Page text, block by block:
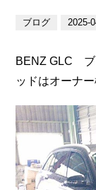
ブログ 2025-
BENZ GLC ブ
ッドはオーナ